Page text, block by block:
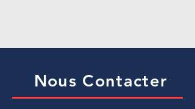
Nous Contacter